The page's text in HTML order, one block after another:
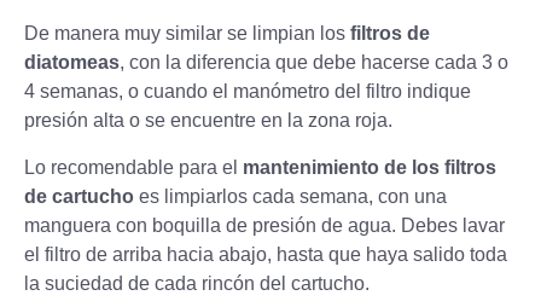
De manera muy similar se limpian los filtros de
diatomeas, con la diferencia que debe hacerse cada 3 o
4 semanas, o cuando el manómetro del filtro indique
presión alta o se encuentre en la zona roja.
Lo recomendable para el mantenimiento de los filtros
de cartucho es limpiarlos cada semana, con una
manguera con boquilla de presión de agua. Debes lavar
el filtro de arriba hacia abajo, hasta que haya salido toda
la suciedad de cada rincón del cartucho.